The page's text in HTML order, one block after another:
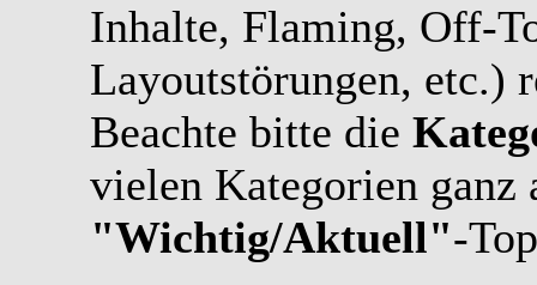
Inhalte, Flaming, Off-
Layoutstörungen, etc.)
Beachte bitte die
vielen Kategorien ganz
"Wichtig/Aktuell"-